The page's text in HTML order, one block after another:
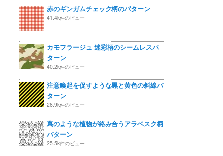
赤のギンガムチェック柄のパターン
41.4k件のビュー
カモフラージュ 迷彩柄のシームレスパ
ターン
40.2k件のビュー
注意喚起を促すような黒と黄色の斜線パ
ターン
26.9k件のビュー
蔦のような植物が絡み合うアラベスク柄
パターン
25.5k件のビュー